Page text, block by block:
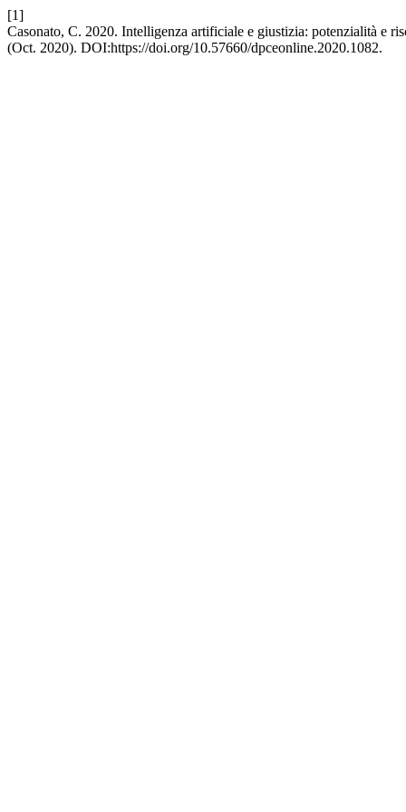
[1]
Casonato, C. 2020. Intelligenza artificiale e giustizia: potenzialità e
(Oct. 2020). DOI:https://doi.org/10.57660/dpceonline.2020.1082.